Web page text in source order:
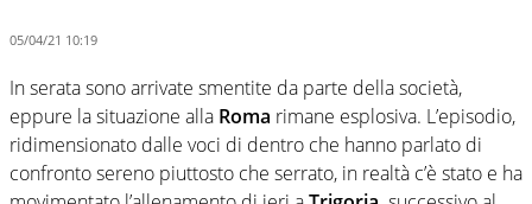
05/04/21 10:19
In serata sono arrivate smentite da parte della società,
eppure la situazione alla Roma rimane esplosiva. L’episodio,
ridimensionato dalle voci di dentro che hanno parlato di
confronto sereno piuttosto che serrato, in realtà c’è stato e ha